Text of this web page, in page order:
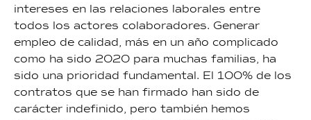
intereses en las relaciones laborales entre
todos los actores colaboradores. Generar
empleo de calidad, más en un año complicado
como ha sido 2020 para muchas familias, ha
sido una prioridad fundamental. El 100% de los
contratos que se han firmado han sido de
carácter indefinido, pero también hemos